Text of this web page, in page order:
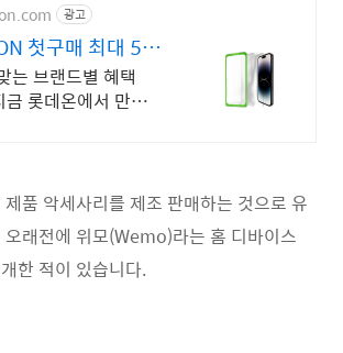
광고
첫구매 최대 5천
는 브랜드별 혜택
롯데온에서 만나
품 악세사리를 제조 판매하는 것으로 유
오래전에 위모(Wemo)라는 홈 디바이스
한 적이 있습니다.